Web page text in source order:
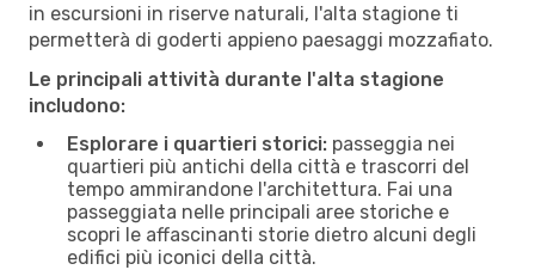
in escursioni in riserve naturali, l'alta stagione ti
permetterà di goderti appieno paesaggi mozzafiato.
Le principali attività durante l'alta stagione
includono:
Esplorare i quartieri storici: passeggia nei
quartieri più antichi della città e trascorri del
tempo ammirandone l'architettura. Fai una
passeggiata nelle principali aree storiche e
scopri le affascinanti storie dietro alcuni degli
edifici più iconici della città.